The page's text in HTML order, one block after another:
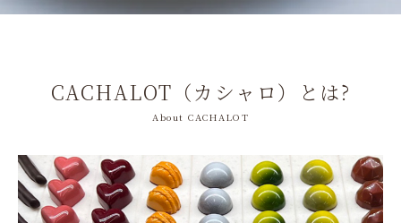
CACHALOT（カシャロ）とは?
About CACHALOT